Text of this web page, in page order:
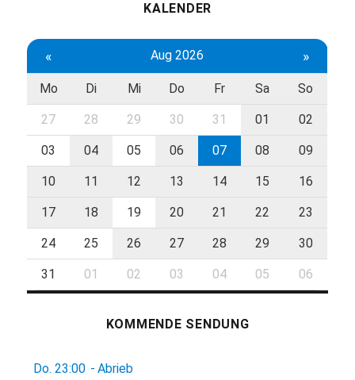
KALENDER
« Aug 2026 »
Mo Di Mi Do Fr Sa So
27 28 29 30 31 01 02
03 04 05 06 07 08 09
10 11 12 13 14 15 16
17 18 19 20 21 22 23
24 25 26 27 28 29 30
31 01 02 03 04 05 06
KOMMENDE SENDUNG
Do. 23:00 - Abrieb